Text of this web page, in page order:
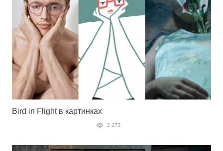
Bird in Flight в картинках
3 273